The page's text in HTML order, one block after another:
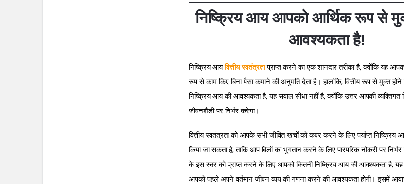
निष्क्रिय आय आपको आर्थिक रूप से
आवश्यकता है!
निष्क्रिय आयवित्तीय स्वतंत्रताप्राप्त करने का एक शानदार तरीका है, क्योंकि यह
रूप से काम किए बिना पैसा कमाने की अनुमति देता है। हालांकि, वित्तीय रूप से मुक्त
निष्क्रिय आय की आवश्यकता है, यह सवाल सीधा नहीं है, क्योंकि उत्तर आपकी व्यक्तिगत
जीवनशैली पर निर्भर करेगा।
वित्तीय स्वतंत्रता को आपके सभी जीवित खर्चों को कवर करने के लिए पर्याप्त निष्क्रिय
किया जा सकता है, ताकि आप बिलों का भुगतान करने के लिए पारंपरिक नौकरी पर निर्भर
के इस स्तर को प्राप्त करने के लिए आपको कितनी निष्क्रिय आय की आवश्यकता है, यह
आपको पहले अपने वर्तमान जीवन व्यय की गणना करने की आवश्यकता होगी। इसमें